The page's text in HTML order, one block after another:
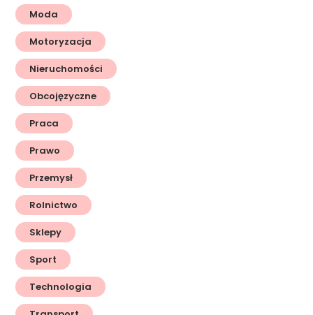
Moda
Motoryzacja
Nieruchomości
Obcojęzyczne
Praca
Prawo
Przemysł
Rolnictwo
Sklepy
Sport
Technologia